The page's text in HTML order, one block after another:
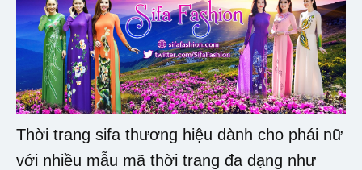
Thời trang sifa thương hiệu dành cho phái nữ
với nhiều mẫu mã thời trang đa dạng như